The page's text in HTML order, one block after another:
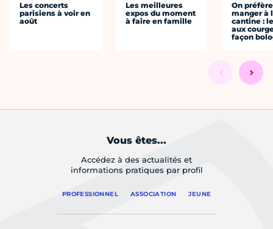
Les concerts
parisiens à voir en
août
Les meilleures
expos du moment
à faire en famille
On préfère
manger à
cantine :
aux
façon
Vous êtes...
Accédez à des actualités et
informations pratiques par profil
PROFESSIONNEL ASSOCIATION JEUNE